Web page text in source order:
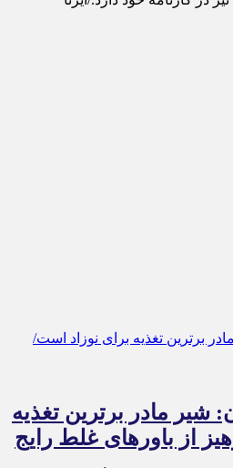
مادر برترین تغذیه
از باورهای غلط رایج